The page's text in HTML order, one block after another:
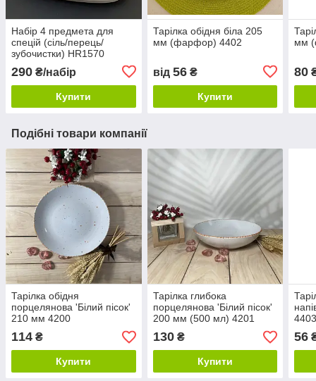
Набір 4 предмета для
спецій (сіль/перець/
зубочистки) HR1570
290 ₴/набір
Купити
Тарілка обідня біла 205
мм (фарфор) 4402
від 56₴
Купити
мм
80
Подібні товари компанії
Тарілка обідня
порцелянова 'Білий пісок'
210 мм 4200
114 ₴
Купити
Тарілка глибока
порцелянова 'Білий пісок'
200 мм (500 мл) 4201
130₴
Купити
56